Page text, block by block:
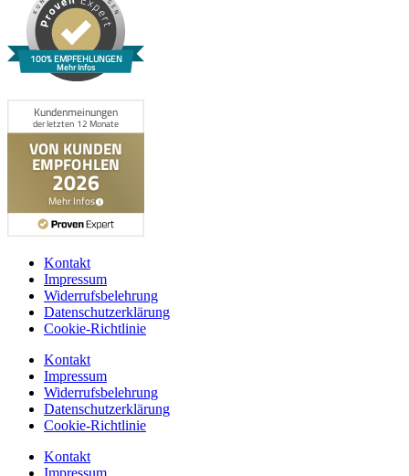
100% EMPFEHLUNGEN
Mehr Infos
Kontakt
Impressum
Widerrufsbelehrung
Datenschutzerklärung
Cookie-Richtlinie
Kontakt
Impressum
Widerrufsbelehrung
Datenschutzerklärung
Cookie-Richtlinie
Kontakt
Impressum